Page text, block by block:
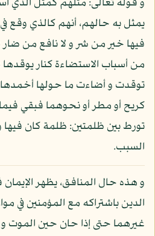
و قوله تعالى: مثلهم كمثل الذي
يمثل به حالهم، أنهم كالذي وقع
فيها خير من شر و لا نافع من
من أسباب الاستضاءة كنار
توقدت و أضاءت ما حولها
كريح أو مطر أو نحوهما فبقي
تورط بين ظلمتين: ظلمة كان فيها
السبب.
و هذه حال المنافق، يظهر
الدين باشتراكه مع المؤمنين في
غيرهما حتى إذا حان حين الموت